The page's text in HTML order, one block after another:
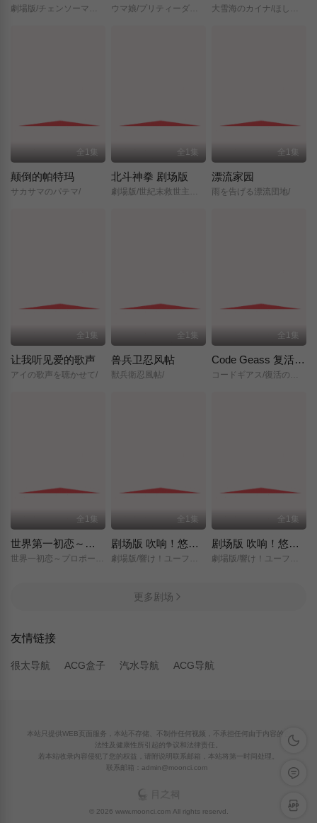
全1集
颠倒的帕特玛
サカサマのパテマ/
全1集
北斗神拳 剧场版
劇場版/世紀末救世主伝説/北斗の拳/
全1集
漂流家园
雨を告げる漂流団地/
全1集
让我听见爱的歌声
アイの歌声を聴かせて/
全1集
兽兵卫忍风帖
獣兵衛忍風帖/
全1集
Code Geass 复活的鲁路修
コードギアス/復活のルルーシュ/
全1集
世界第一初恋～求婚篇～
全1集
剧场版 吹响！悠风号～想要传达的旋律～
全1集
剧场版 吹响！悠风号～誓言的终章～
更多剧场
友情链接
很太导航 ACG盒子 汽水导航 ACG导航
深色模
留言反
APP下
本站只提供WEB页面服务，本站不存储、不制作任何视频，不承担任何由于内容的合
法性及健康性所引起的争议和法律责任。
若本站收录内容侵犯了您的权益，请附说明联系邮箱，本站将第一时间处理。
联系邮箱：admin@moonci.com
© 2026 www.moonci.com All rights reservd.